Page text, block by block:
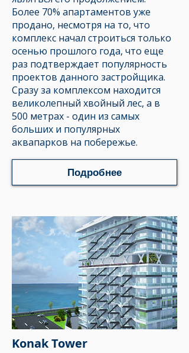
Более 70% апартаментов уже
продано, несмотря на то, что
комплекс начал строиться только
осенью прошлого года, что еще
раз подтверждает популярность
проектов данного застройщика.
Сразу за комплексом находится
великолепный хвойный лес, а в
500 метрах - один из самых
больших и популярных
аквапарков на побережье.​
Подробнее
Konak Tower